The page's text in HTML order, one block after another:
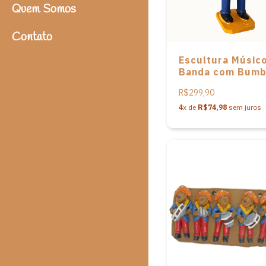
Quem Somos
Contato
Escultura
Banda com
Luiz Antônio
R$299,90
4x de R$74,98 sem juros